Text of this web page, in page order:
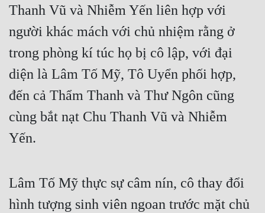
Thanh Vũ và Nhiễm Yến liên hợp với
người khác mách với chủ nhiệm rằng ở
trong phòng kí túc họ bị cô lập, với đại
diện là Lâm Tố Mỹ, Tô Uyển phối hợp,
đến cả Thẩm Thanh và Thư Ngôn cũng
cùng bắt nạt Chu Thanh Vũ và Nhiễm
Yến.
Lâm Tố Mỹ thực sự câm nín, cô thay đổi
hình tượng sinh viên ngoan trước mặt chủ